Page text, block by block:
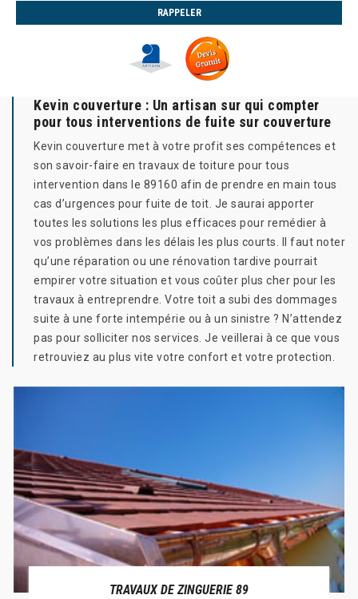
Kevin couverture : Un artisan sur qui compter
pour tous interventions de fuite sur couverture
Kevin couverture met à votre profit ses compétences et
son savoir-faire en travaux de toiture pour tous
intervention dans le 89160 afin de prendre en main tous
cas d’urgences pour fuite de toit. Je saurai apporter
toutes les solutions les plus efficaces pour remédier à
vos problèmes dans les délais les plus courts. Il faut noter
qu’une réparation ou une rénovation tardive pourrait
empirer votre situation et vous coûter plus cher pour les
travaux à entreprendre. Votre toit a subi des dommages
suite à une forte intempérie ou à un sinistre ? N’attendez
pas pour solliciter nos services. Je veillerai à ce que vous
retrouviez au plus vite votre confort et votre protection.
TRAVAUX DE ZINGUERIE 89